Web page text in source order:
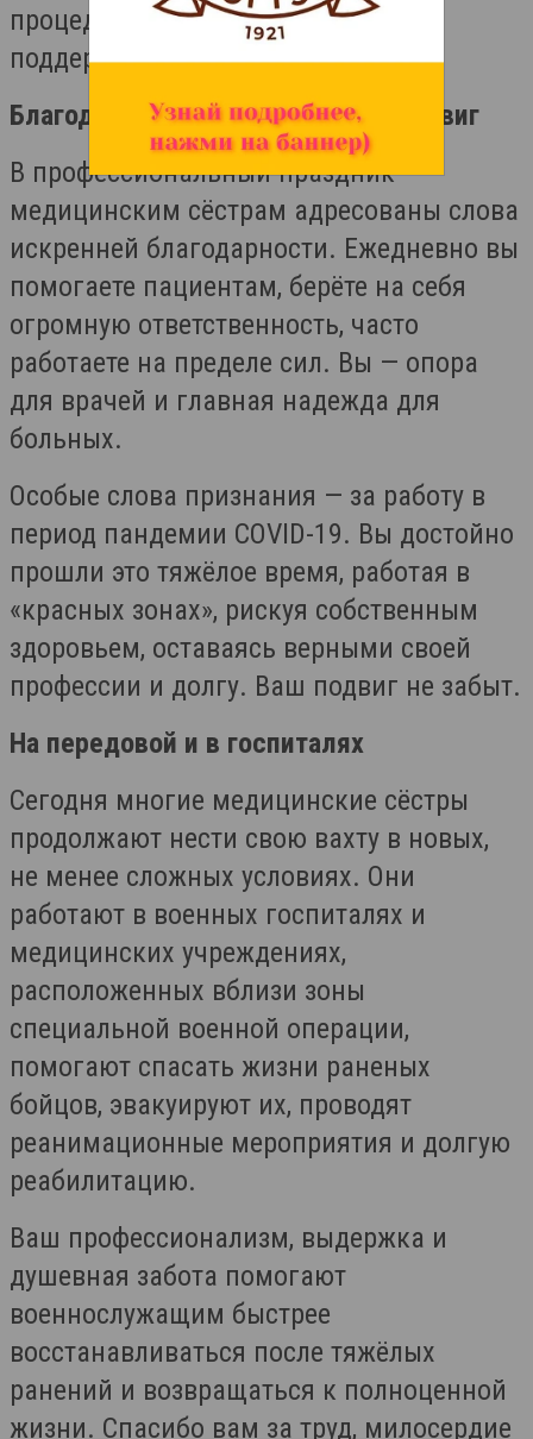
процедуры, наблюдение, слово
поддержки.
Благодарность за ежедневный подвиг
В профессиональный праздник
медицинским сёстрам адресованы слова
искренней благодарности. Ежедневно вы
помогаете пациентам, берёте на себя
огромную ответственность, часто
работаете на пределе сил. Вы — опора
для врачей и главная надежда для
больных.
Особые слова признания — за работу в
период пандемии COVID-19. Вы достойно
прошли это тяжёлое время, работая в
«красных зонах», рискуя собственным
здоровьем, оставаясь верными своей
профессии и долгу. Ваш подвиг не забыт.
На передовой и в госпиталях
Сегодня многие медицинские сёстры
продолжают нести свою вахту в новых,
не менее сложных условиях. Они
работают в военных госпиталях и
медицинских учреждениях,
расположенных вблизи зоны
специальной военной операции,
помогают спасать жизни раненых
бойцов, эвакуируют их, проводят
реанимационные мероприятия и долгую
реабилитацию.
Ваш профессионализм, выдержка и
душевная забота помогают
военнослужащим быстрее
восстанавливаться после тяжёлых
ранений и возвращаться к полноценной
жизни. Спасибо вам за труд, милосердие